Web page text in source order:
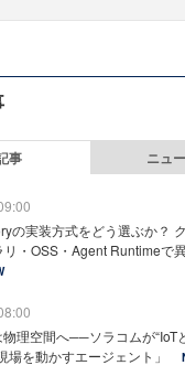
事 ニュ
の実装方式をどう選ぶか？
リ・OSS・Agent Runtimeで
理空間へ──ソラコムが“IoT
場を動かすエージェント」